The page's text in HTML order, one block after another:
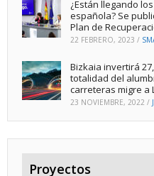
¿Están llegando
española? Se
Plan de
22 FEBRERO, 2023 /
Bizkaia invertirá
totalidad del
carreteras migre a
23 NOVIEMBRE, 2022 /
Proyectos